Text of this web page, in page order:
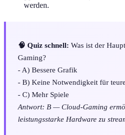
werden.
🧠 Quiz schnell: Was ist der
Gaming?
- A) Bessere Grafik
- B) Keine Notwendigkeit für
- C) Mehr Spiele
Antwort: B — Cloud-Gaming
leistungsstarke Hardware zu